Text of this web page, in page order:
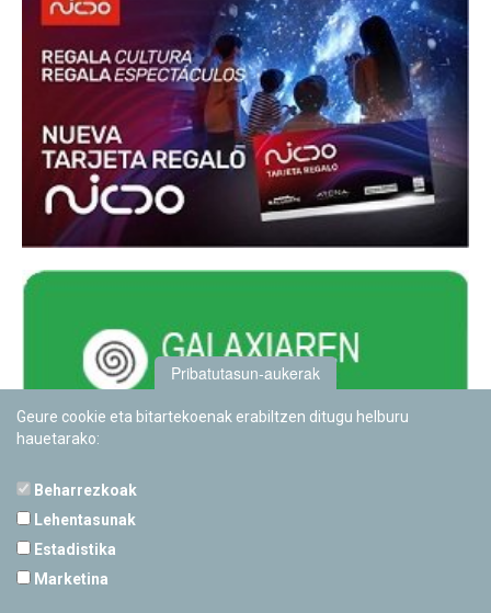
Pribatutasun-aukerak
Geure cookie eta bitartekoenak erabiltzen ditugu helburu
hauetarako:
Beharrezkoak
Lehentasunak
Estadistika
Marketina